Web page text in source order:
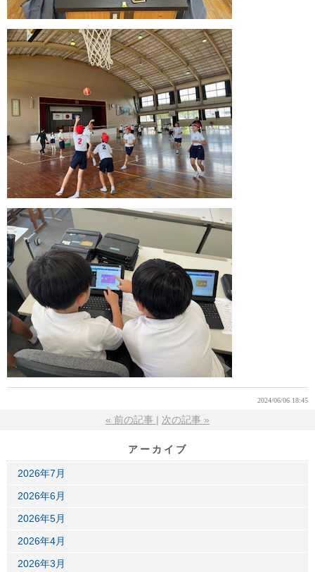
2024/06/06 18:45
« 前の記事 次の記事 »
アーカイブ
2026年7月
2026年6月
2026年5月
2026年4月
2026年3月